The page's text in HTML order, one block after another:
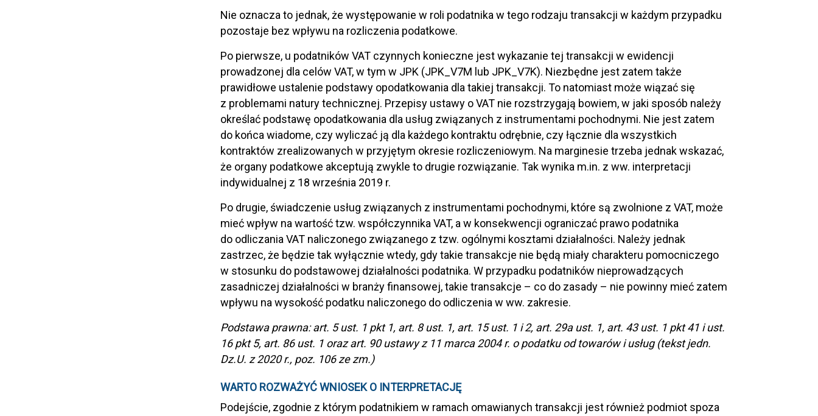
Nie oznacza to jednak, że występowanie w roli podatnika w tego rodzaju transakcji w każdym przypadku
pozostaje bez wpływu na rozliczenia podatkowe.
Po pierwsze, u podatników VAT czynnych konieczne jest wykazanie tej transakcji w ewidencji
prowadzonej dla celów VAT, w tym w JPK (JPK_V7M lub JPK_V7K). Niezbędne jest zatem także
prawidłowe ustalenie podstawy opodatkowania dla takiej transakcji. To natomiast może wiązać się
z problemami natury technicznej. Przepisy ustawy o VAT nie rozstrzygają bowiem, w jaki sposób należy
określać podstawę opodatkowania dla usług związanych z instrumentami pochodnymi. Nie jest zatem
do końca wiadome, czy wyliczać ją dla każdego kontraktu odrębnie, czy łącznie dla wszystkich
kontraktów zrealizowanych w przyjętym okresie rozliczeniowym. Na marginesie trzeba jednak wskazać,
że organy podatkowe akceptują zwykle to drugie rozwiązanie. Tak wynika m.in. z ww. interpretacji
indywidualnej z 18 września 2019 r.
Po drugie, świadczenie usług związanych z instrumentami pochodnymi, które są zwolnione z VAT, może
mieć wpływ na wartość tzw. współczynnika VAT, a w konsekwencji ograniczać prawo podatnika
do odliczania VAT naliczonego związanego z tzw. ogólnymi kosztami działalności. Należy jednak
zastrzec, że będzie tak wyłącznie wtedy, gdy takie transakcje nie będą miały charakteru pomocniczego
w stosunku do podstawowej działalności podatnika. W przypadku podatników nieprowadzących
zasadniczej działalności w branży finansowej, takie transakcje – co do zasady – nie powinny mieć zatem
wpływu na wysokość podatku naliczonego do odliczenia w ww. zakresie.
Podstawa prawna: art. 5 ust. 1 pkt 1, art. 8 ust. 1, art. 15 ust. 1 i 2, art. 29a ust. 1, art. 43 ust. 1 pkt 41 i ust.
16 pkt 5, art. 86 ust. 1 oraz art. 90 ustawy z 11 marca 2004 r. o podatku od towarów i usług (tekst jedn.
Dz.U. z 2020 r., poz. 106 ze zm.)
WARTO ROZWAŻYĆ WNIOSEK O INTERPRETACJĘ
Podejście, zgodnie z którym podatnikiem w ramach omawianych transakcji jest również podmiot spoza